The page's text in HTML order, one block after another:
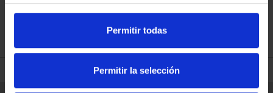
Permitir todas
Permitir la selección
REFINAR